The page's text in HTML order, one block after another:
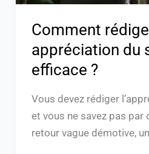
Comment
appréciation du
efficace ?
Vous devez rédiger
et vous ne savez pas par
retour vague démotive, un